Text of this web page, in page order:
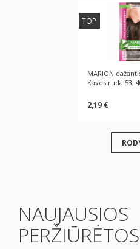
TOP
MARION
Kavos ruda 53,
2,19 €
NAUJAUSIOS